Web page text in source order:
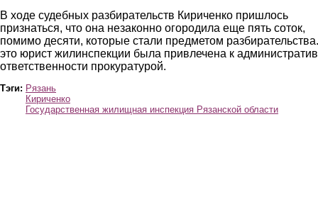
В ходе судебных разбирательств Кириченко пришлось
признаться, что она незаконно огородила еще пять соток,
помимо десяти, которые стали предметом
это юрист жилинспекции была привлечена к
ответственности прокуратурой.
Тэги: Рязань
Кириченко
Государственная жилищная инспекция Рязанской области